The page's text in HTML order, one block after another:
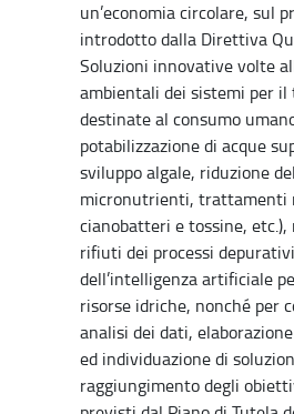
un’economia circolare, sul
introdotto dalla Direttiva
Soluzioni innovative volte
ambientali dei sistemi per
destinate al consumo
potabilizzazione di acque
sviluppo algale, riduzione
micronutrienti, trattamenti
cianobatteri e tossine, etc.),
rifiuti dei processi
dell’intelligenza artificiale
risorse idriche, nonché per
analisi dei dati,
ed individuazione di
raggiungimento degli